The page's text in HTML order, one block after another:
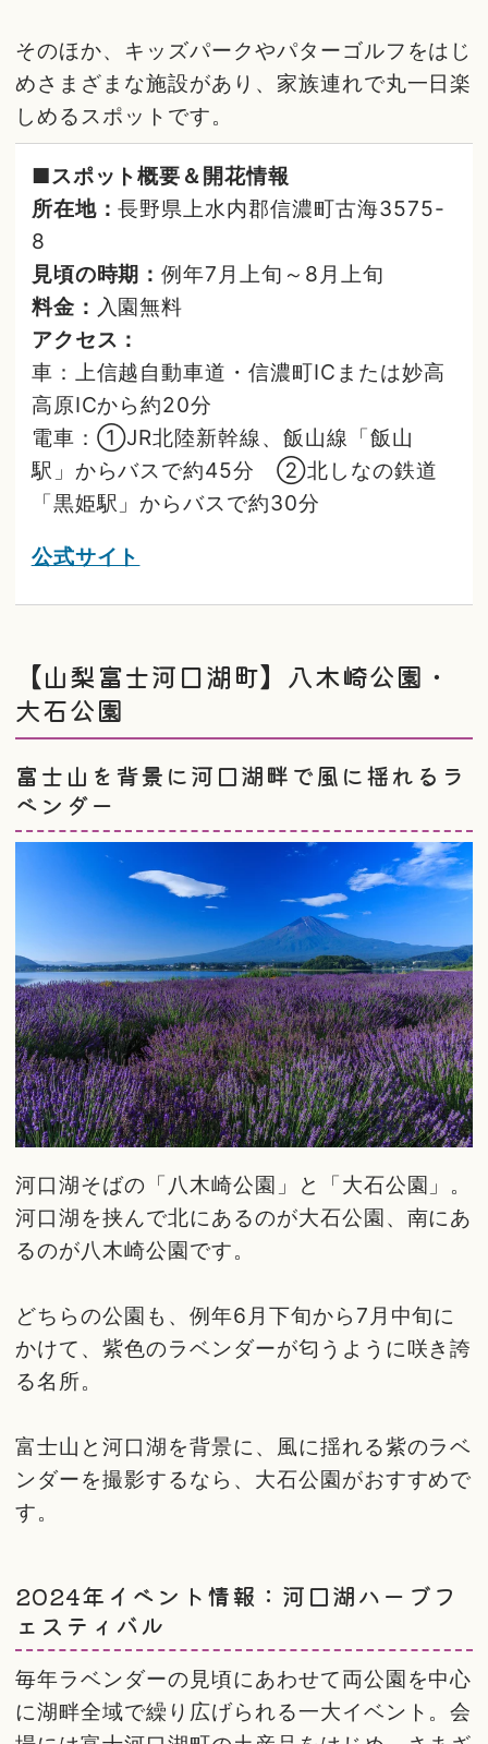
そのほか、キッズパークやパターゴルフをはじ
めさまざまな施設があり、家族連れで丸一日楽
しめるスポットです。
■スポット概要＆開花情報
所在地：長野県上水内郡信濃町古海3575-
8
見頃の時期：例年7月上旬～8月上旬
料金： 入園無料
アクセス：
車：上信越自動車道・信濃町ICまたは妙高
高原ICから約20分
電車：①JR北陸新幹線、飯山線「飯山
駅」からバスで約45分 ②北しなの鉄道
「黒姫駅」からバスで約30分
公式サイト
【山梨富士河口湖町】八木崎公園・
大石公園
富士山を背景に河口湖畔で風に揺れるラ
ベンダー
河口湖そばの「八木崎公園」と「大石公園」。
河口湖を挟んで北にあるのが大石公園、南にあ
るのが八木崎公園です。
どちらの公園も、例年6月下旬から7月中旬に
かけて、紫色のラベンダーが匂うように咲き誇
る名所。
富士山と河口湖を背景に、風に揺れる紫のラベ
ンダーを撮影するなら、大石公園がおすすめで
す。
2024年イベント情報：河口湖ハーブフ
ェスティバル
毎年ラベンダーの見頃にあわせて両公園を中心
に湖畔全域で繰り広げられる一大イベント。会